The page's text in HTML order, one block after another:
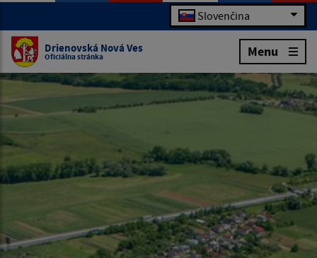
Slovenčina
Drienovská Nová Ves
Oficiálna stránka Menu